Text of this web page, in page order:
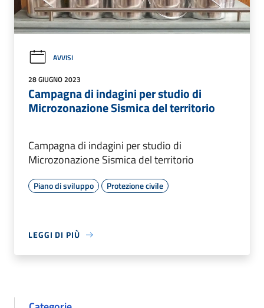
AVVISI
28 GIUGNO 2023
Campagna di indagini per studio di
Microzonazione Sismica del territorio
Campagna di indagini per studio di
Microzonazione Sismica del territorio
Piano di sviluppo Protezione civile
LEGGI DI PIÙ